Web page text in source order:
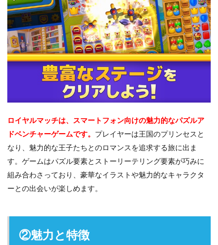
ロイヤルマッチは、スマートフォン向けの魅力的なパズルア
ドベンチャーゲームです。 プレイヤーは王国のプリンセスと
なり、魅力的な王子たちとのロマンスを追求する旅に出ま
す。ゲームはパズル要素とストーリーテリング要素が巧みに
組み合わさっており、豪華なイラストや魅力的なキャラクタ
ーとの出会いが楽しめます。
②魅力と特徴